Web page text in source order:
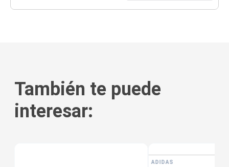
También te puede
interesar:
ADIDAS